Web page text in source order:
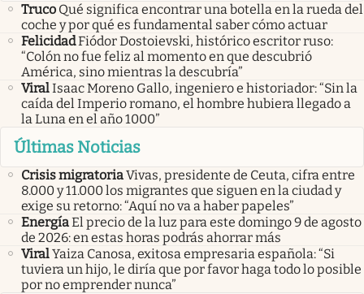
Truco Qué significa encontrar una botella en la rueda del
coche y por qué es fundamental saber cómo actuar
FelicidadFiódor Dostoievski, histórico escritor ruso:
“Colón no fue feliz al momento en que descubrió
América, sino mientras la descubría”
ViralIsaac Moreno Gallo, ingeniero e historiador: “Sin la
caída del Imperio romano, el hombre hubiera llegado a
la Luna en el año 1000”
Últimas Noticias
Crisis migratoriaVivas, presidente de Ceuta, cifra entre
8.000 y 11.000 los migrantes que siguen en la ciudad y
exige su retorno: “Aquí no va a haber papeles”
EnergíaEl precio de la luz para este domingo 9 de agosto
de 2026: en estas horas podrás ahorrar más
ViralYaiza Canosa, exitosa empresaria española: “Si
tuviera un hijo, le diría que por favor haga todo lo posible
por no emprender nunca”